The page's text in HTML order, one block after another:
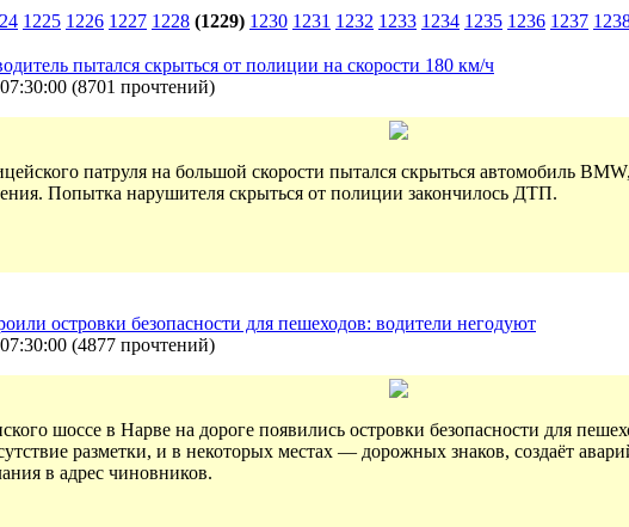
1225 1226 1227 1228 (1229) 1230 1231 1232 1233 1234 1235 1236 1237
пытался скрыться от полиции на скорости 180 км/ч
(8701 прочтений)
патруля на большой скорости пытался скрыться автомобиль
Попытка нарушителя скрыться от полиции закончилось ДТП.
островки безопасности для пешеходов: водители негодуют
(4877 прочтений)
шоссе в Нарве на дороге появились островки безопасности для
разметки, и в некоторых местах — дорожных знаков, создаёт
в адрес чиновников.